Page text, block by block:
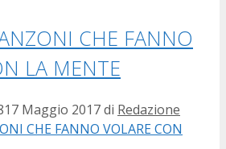
CHE FANNO
LA MENTE
17 Maggio 2017di Redazione